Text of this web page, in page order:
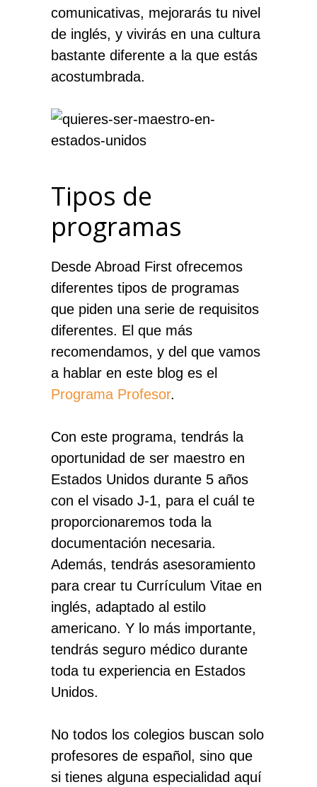
comunicativas, mejorarás tu nivel
de inglés, y vivirás en una cultura
bastante diferente a la que estás
acostumbrada.
Tipos de
programas
Desde Abroad First ofrecemos
diferentes tipos de programas
que piden una serie de requisitos
diferentes. El que más
recomendamos, y del que vamos
a hablar en este blog es el
Programa Profesor.
Con este programa, tendrás la
oportunidad de ser maestro en
Estados Unidos durante 5 años
con elvisado J-1, para el cuál te
proporcionaremos toda la
documentación necesaria.
Además, tendrás asesoramiento
para crear tu Currículum Vitae en
inglés, adaptado al estilo
americano. Y lo más importante,
tendrás seguro médico durante
toda tu experiencia en Estados
Unidos.
No todos los colegios buscan solo
profesores de español, sino que
si tienes alguna especialidad aquí